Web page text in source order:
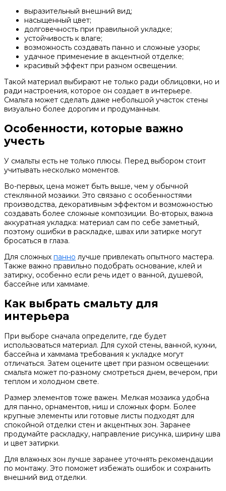
выразительный внешний вид;
насыщенный цвет;
долговечность при правильной укладке;
устойчивость к влаге;
возможность создавать панно и сложные узоры;
удачное применение в акцентной отделке;
красивый эффект при разном освещении.
Такой материал выбирают не только ради облицовки, но и
ради настроения, которое он создает в интерьере.
Смальта может сделать даже небольшой участок стены
визуально более дорогим и продуманным.
Особенности, которые важно
учесть
У смальты есть не только плюсы. Перед выбором стоит
учитывать несколько моментов.
Во-первых, цена может быть выше, чем у обычной
стеклянной мозаики. Это связано с особенностями
производства, декоративным эффектом и возможностью
создавать более сложные композиции. Во-вторых, важна
аккуратная укладка: материал сам по себе заметный,
поэтому ошибки в раскладке, швах или затирке могут
бросаться в глаза.
Для сложных панно лучше привлекать опытного мастера.
Также важно правильно подобрать основание, клей и
затирку, особенно если речь идет о ванной, душевой,
бассейне или хаммаме.
Как выбрать смальту для
интерьера
При выборе сначала определите, где будет
использоваться материал. Для сухой стены, ванной, кухни,
бассейна и хаммама требования к укладке могут
отличаться. Затем оцените цвет при разном освещении:
смальта может по-разному смотреться днем, вечером, при
теплом и холодном свете.
Размер элементов тоже важен. Мелкая мозаика удобна
для панно, орнаментов, ниш и сложных форм. Более
крупные элементы или готовые листы подходят для
спокойной отделки стен и акцентных зон. Заранее
продумайте раскладку, направление рисунка, ширину шва
и цвет затирки.
Для влажных зон лучше заранее уточнять рекомендации
по монтажу. Это поможет избежать ошибок и сохранить
внешний вид отделки.